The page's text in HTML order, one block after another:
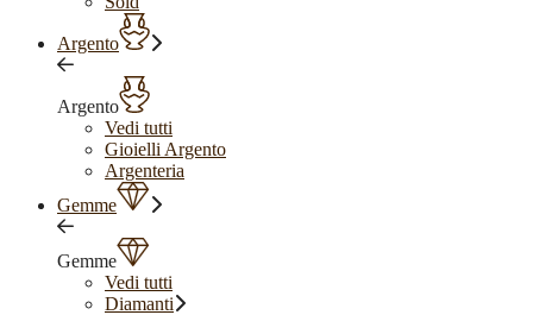
Argento
Argento
Vedi tutti
Gioielli Argento
Argenteria
Gemme
Gemme
Vedi tutti
Diamanti